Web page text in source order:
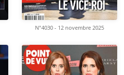
N°4030 - 12 novembre 2025